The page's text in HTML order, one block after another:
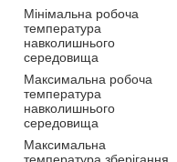
Мінімальна робоча
температура
навколишнього
середовища
Максимальна робоча
температура
навколишнього
середовища
Максимальна
температура зберігання